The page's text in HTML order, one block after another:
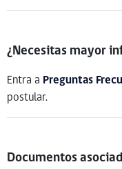
¿Necesitas mayor
Entra a Preguntas
postular.
Documentos